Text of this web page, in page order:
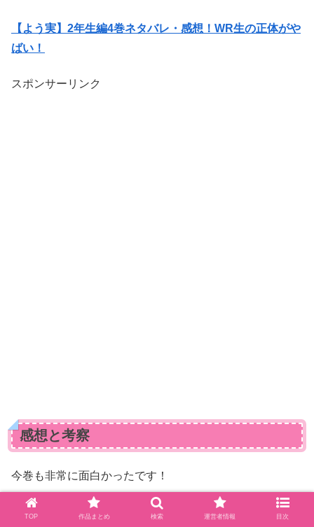
【よう実】2年生編4巻ネタバレ・感想！WR生の正体がや
ばい！
スポンサーリンク
感想と考察
今巻も非常に面白かったです！
そしてまず七瀬翼ですが、やっぱりホワイトルーム生では
TOP 作品まとめ 検索 運営者情報 目次